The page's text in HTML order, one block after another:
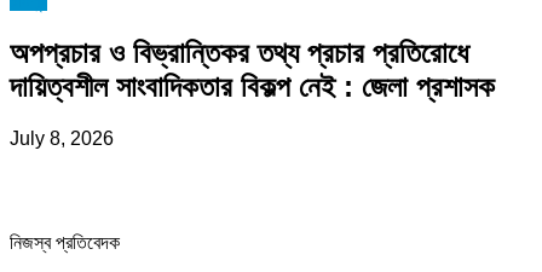
অপপ্রচার ও বিভ্রান্তিকর তথ্য প্রচার প্রতিরোধে
দায়িত্বশীল সাংবাদিকতার বিকল্প নেই : জেলা প্রশাসক
July 8, 2026
নিজস্ব প্রতিবেদক